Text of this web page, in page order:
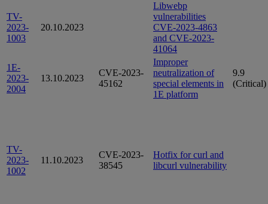
TV-
2023-
1003
20.10.2023
Libwebp
vulnerabilities
CVE-2023-4863
and CVE-2023-
41064
1E-
2023-
2004
13.10.2023
CVE-2023-
45162
Improper
neutralization of
special elements in
1E platform
9.9
(Critical)
TV-
2023-
1002
11.10.2023
CVE-2023-
38545
Hotfix for curl and
libcurl vulnerability